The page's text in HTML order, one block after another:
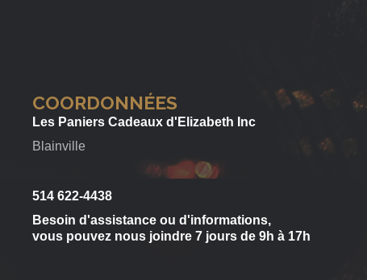
COORDONNÉES
Les Paniers Cadeaux d'Elizabeth Inc
Blainville
514 622-4438
Besoin d'assistance ou d'informations,
vous pouvez nous joindre 7 jours de 9h à 17h